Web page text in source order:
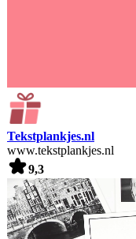
Tekstplankjes.nl
www.tekstplankjes.nl
9,3